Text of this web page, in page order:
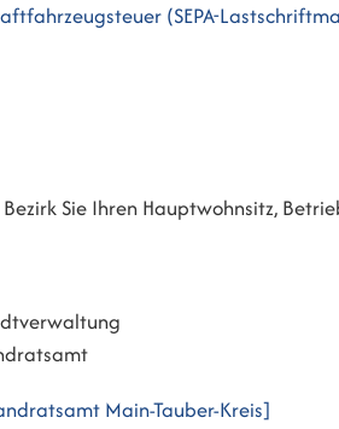
(SEPA-
Sie Ihren Hauptwohnsitz,
Main-Tauber-Kreis]